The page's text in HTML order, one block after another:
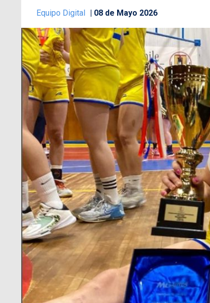
Equipo Digital 08 de Mayo 2026